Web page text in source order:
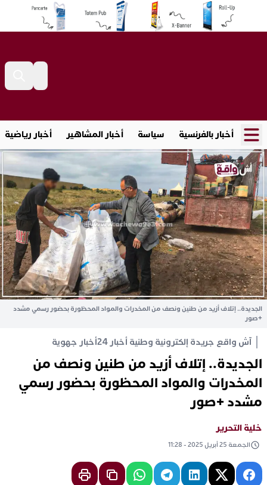
أخبار بالفرنسية سياسة أخبار المشاهير أخبار رياضية
آش واقع جريدة إلكترونية وطنية أخبار 24 أخبار جهوية
الجديدة.. إتلاف أزيد من طنين ونصف من
المخدرات والمواد المحظورة بحضور رسمي
مشدد +صور
الجديدة.. إتلاف أزيد من طنين ونصف من المخدرات والمواد المحظورة بحضور رسمي مشدد
+صور
خلية التحرير
الجمعة 25 أبريل 2025 - 11:28